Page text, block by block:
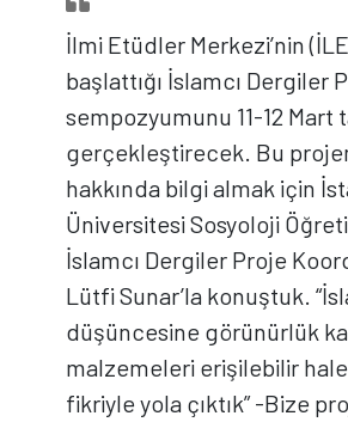
İlmi Etüdler Merkezi’nin
başlattığı İslamcı Dergiler
sempozyumunu 11-12 Mart
gerçekleştirecek. Bu
hakkında bilgi almak için
Üniversitesi Sosyoloji
İslamcı Dergiler Proje
Lütfi Sunar’la konuştuk.
düşüncesine görünürlük
malzemeleri erişilebilir
fikriyle yola çıktık” -Bize